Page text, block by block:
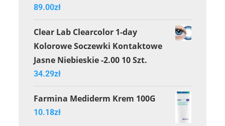
89.00zł
Clear Lab Clearcolor 1-day
Kolorowe Soczewki Kontaktowe
Jasne Niebieskie -2.00 10 Szt.
34.29zł
Farmina Mediderm Krem 100G
10.18zł